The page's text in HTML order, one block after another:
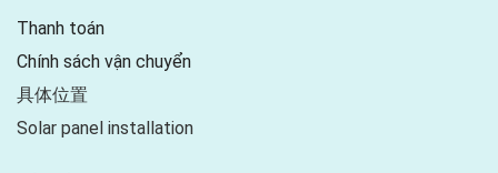
Thanh toán
Chính sách vận chuyển
具体位置
Solar panel installation